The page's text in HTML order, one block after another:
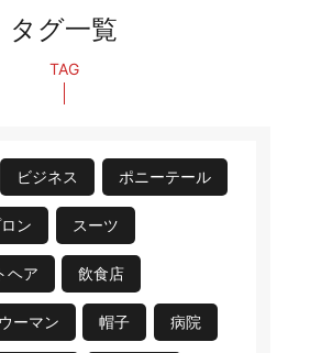
タグ一覧
TAG
ビジネス ポニーテール
ン スーツ
ヘア 飲食店
ーマン 帽子 病院